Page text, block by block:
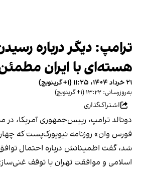
ترامپ: دیگر درباره
هسته‌ای با ایران
۲۱ خرداد ۱۴۰۴، ۱۱:۲۵ (‎+۱ گرینویچ)
به‌روزرسانی: ۱۳:۲۲ (‎+۱ گرینویچ)
اشتراک‌گذاری
دونالد ترامپ، رییس‌جمهوری آمریکا، در
شد، گفت اطمینانش درباره احتمال
اسلامی و موافقت تهران با توقف